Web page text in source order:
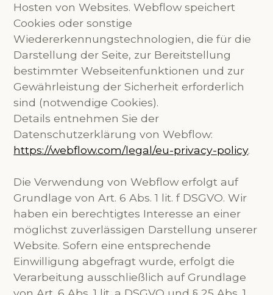
Hosten von Websites. Webflow speichert
Cookies oder sonstige
Wiedererkennungstechnologien, die für die
Darstellung der Seite, zur Bereitstellung
bestimmter Webseitenfunktionen und zur
Gewährleistung der Sicherheit erforderlich
sind (notwendige Cookies).
Details entnehmen Sie der
Datenschutzerklärung von Webflow:
https://webflow.com/legal/eu-privacy-policy.
Die Verwendung von Webflow erfolgt auf
Grundlage von Art. 6 Abs. 1 lit. f DSGVO. Wir
haben ein berechtigtes Interesse an einer
möglichst zuverlässigen Darstellung unserer
Website. Sofern eine entsprechende
Einwilligung abgefragt wurde, erfolgt die
Verarbeitung ausschließlich auf Grundlage